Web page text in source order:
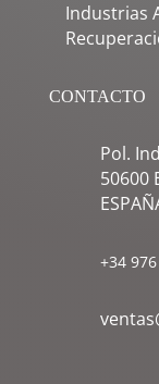
Industrias
CONTACTO
Pol.
50600
+34